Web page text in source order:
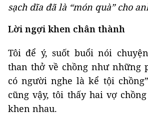
sạch dĩa đã là “món quà” cho
Lời ngợi khen chân thành
Tôi để ý, suốt buổi nói
than thở về chồng như những
có người nghe là kể tội
cũng vậy, tôi thấy hai vợ
khen nhau.